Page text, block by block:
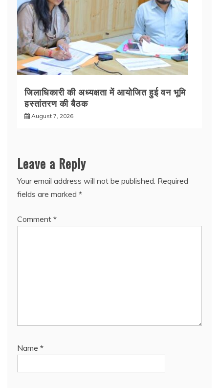
जिलाधिकारी की अध्यक्षता में आयोजित हुई वन भूमि
हस्तांतरण की बैठक
August 7, 2026
Leave a Reply
Your email address will not be published. Required
fields are marked *
Comment *
Name *